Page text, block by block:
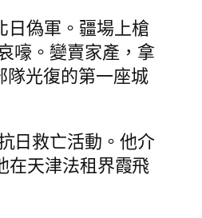
日偽軍。疆場上槍
嚎。變賣家產，拿
隊光復的第一座城
日救亡活動。他介
在天津法租界霞飛